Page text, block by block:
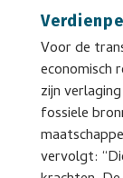
Voor de
economisch
zijn
fossiele
vervolgt: